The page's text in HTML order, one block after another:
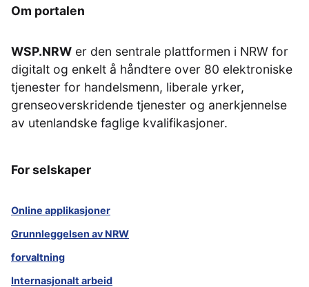
Om portalen
WSP.NRW er den sentrale plattformen i NRW for
digitalt og enkelt å håndtere over 80 elektroniske
tjenester for handelsmenn, liberale yrker,
grenseoverskridende tjenester og anerkjennelse
av utenlandske faglige kvalifikasjoner.
For selskaper
Online applikasjoner
Grunnleggelsen av NRW
forvaltning
Internasjonalt arbeid